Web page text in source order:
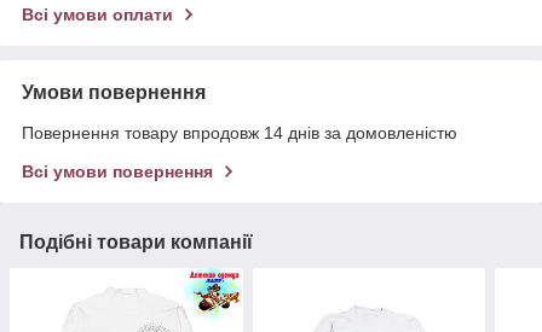
Всі умови оплати
Умови повернення
Повернення товару впродовж 14 днів за домовленістю
Всі умови повернення
Подібні товари компанії